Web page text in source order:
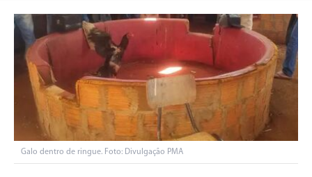
Galo dentro de ringue. Foto: Divulgação PMA